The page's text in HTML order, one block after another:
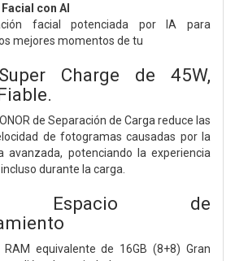
con AI
facial potenciada por IA para
mejores momentos de tu
Charge de 45W,
de Separación de Carga reduce las
de fotogramas causadas por la
avanzada, potenciando la experiencia
durante la carga.
Espacio de
RAM equivalente de 16GB (8+8) Gran